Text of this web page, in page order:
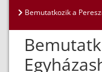
Bemutatkozik a